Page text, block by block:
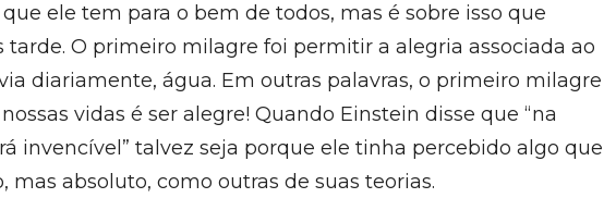
ele tem para o bem de todos, mas é sobre isso que
tarde. O primeiro milagre foi permitir a alegria associada ao
diariamente, água. Em outras palavras, o primeiro milagre
vidas é ser alegre! Quando Einstein disse que “na
invencível” talvez seja porque ele tinha percebido algo que
mas absoluto, como outras de suas teorias.